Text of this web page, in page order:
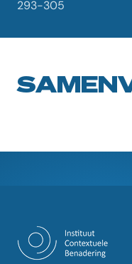
293-305